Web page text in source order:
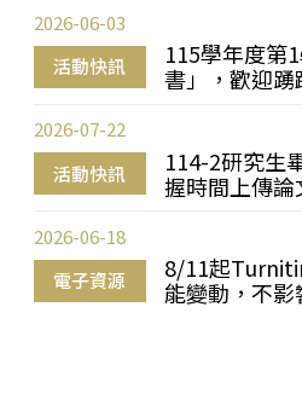
活動快訊
115學年度第
書」，歡迎
2026-06-03
活動快訊
114-2研究生
握時間上傳論
2026-07-22
電子資源
8/11起
能變動，不
2026-06-18